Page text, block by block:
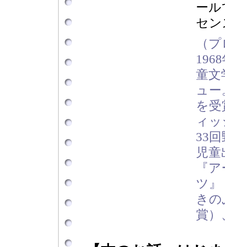
ー
セ
（
童文
ュ
を
ィ
33
児
『
ツ』
き
賞）